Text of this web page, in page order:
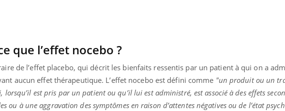
que l’effet nocebo ?
de l’effet placebo, qui décrit les bienfaits ressentis par un patient à qui on a
aucun effet thérapeutique. L’effet nocebo est défini comme "un produit ou un
est pris par un patient ou qu’il lui est administré, est associé à des effets
ou à une aggravation des symptômes en raison d’attentes négatives ou de l’état